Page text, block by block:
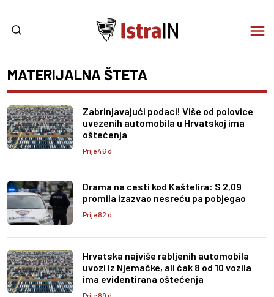
MATERIJALNA ŠTETA
Zabrinjavajući podaci! Više od polovice
uvezenih automobila u Hrvatskoj ima
oštećenja
Prije 46 d
Drama na cesti kod Kaštelira: S 2,09
promila izazvao nesreću pa pobjegao
Prije 82 d
Hrvatska najviše rabljenih automobila
uvozi iz Njemačke, ali čak 8 od 10 vozila
ima evidentirana oštećenja
Prije 89 d